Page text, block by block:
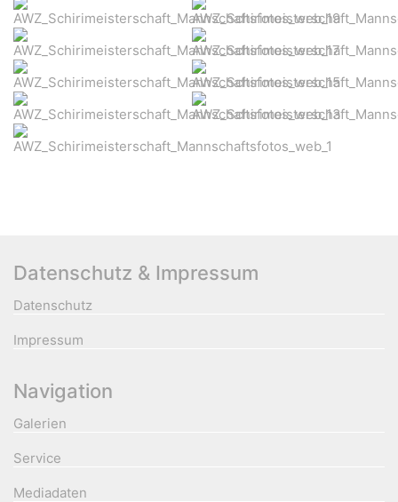
Datenschutz & Impressum
Datenschutz
Impressum
Navigation
Galerien
Service
Mediadaten